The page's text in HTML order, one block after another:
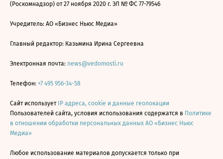
(Роскомнадзор) от 27 ноября 2020 г. ЭЛ № ФС 77-79546
Учредитель: АО «Бизнес Ньюс Медиа»
Главный редактор: Казьмина Ирина Сергеевна
Электронная почта: news@vedomosti.ru
Телефон: +7 495 956-34-58
Сайт использует IP адреса, cookie и данные геолокации
Пользователей сайта, условия использования содержатся в Политике
в отношении обработки персональных данных АО «Бизнес Ньюс
Медиа»
Любое использование материалов допускается только при